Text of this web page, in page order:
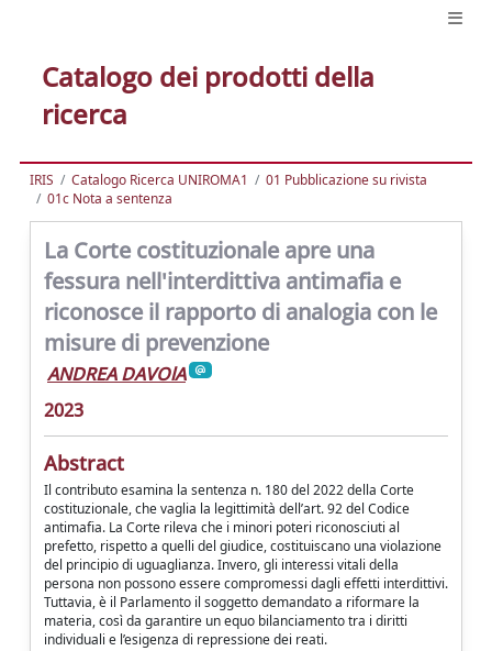
Catalogo dei prodotti della
ricerca
IRIS Catalogo Ricerca UNIROMA1
01 Pubblicazione su rivista
01c Nota a sentenza
La Corte costituzionale apre una
fessura nell'interdittiva antimafia e
riconosce il rapporto di analogia con le
misure di prevenzione
ANDREA DAVOlA
2023
Abstract
Il contributo esamina la sentenza n. 180 del 2022 della Corte
costituzionale, che vaglia la legittimità dell’art. 92 del Codice
antimafia. La Corte rileva che i minori poteri riconosciuti al
prefetto, rispetto a quelli del giudice, costituiscano una violazione
del principio di uguaglianza. Invero, gli interessi vitali della
persona non possono essere compromessi dagli effetti interdittivi.
Tuttavia, è il Parlamento il soggetto demandato a riformare la
materia, così da garantire un equo bilanciamento tra i diritti
individuali e l’esigenza di repressione dei reati.